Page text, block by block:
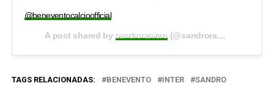
@beneventocalcioofficial
A post shared by sandroraniere (@sandroraniere) on
TAGS RELACIONADAS: BENEVENTO INTER SANDRO